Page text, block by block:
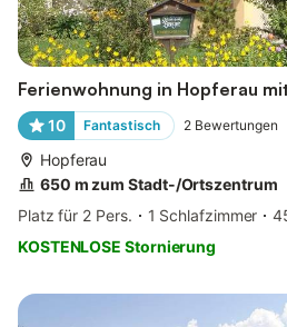
Ferienwohnung in Hopferau
10 Fantastisch 2 Bewertungen
Hopferau
650 m zum Stadt-/Ortszentrum
Platz für 2 Pers.
1 Schlafzimmer
KOSTENLOSE Stornierung